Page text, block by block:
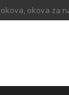
okova za